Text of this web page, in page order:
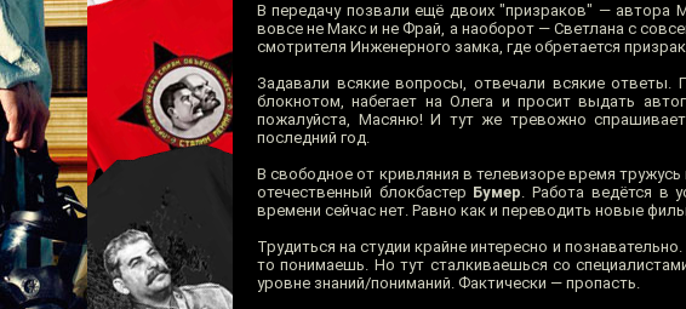
В передачу позвали ещё двоих "призраков" — автора
вовсе не Макс и не Фрай, а наоборот — Светлана с
смотрителя Инженерного замка, где обретается
Задавали всякие вопросы, отвечали всякие
блокнотом, набегает на Олега и просит выдать
пожалуйста, Масяню! И тут же тревожно
последний год.
В свободное от кривляния в телевизоре время тружусь
отечественный блокбастер Бумер. Работа ведётся в
времени сейчас нет. Равно как и переводить новые
Трудиться на студии крайне интересно и
то понимаешь. Но тут сталкиваешься со
уровне знаний/пониманий. Фактически — пропасть.